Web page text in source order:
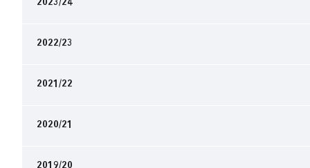
2023/24
2022/23
2021/22
2020/21